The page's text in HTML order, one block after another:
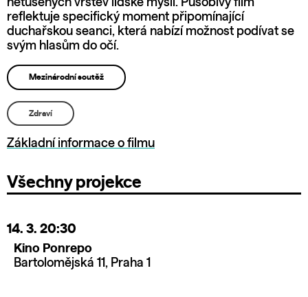
netušených vrstev lidské mysli. Působivý film
reflektuje specifický moment připomínající
duchařskou seanci, která nabízí možnost podívat se
svým hlasům do očí.
Mezinárodní soutěž
Zdraví
Základní informace o filmu
Všechny projekce
14. 3. 20:30
Kino Ponrepo
Bartolomějská 11, Praha 1